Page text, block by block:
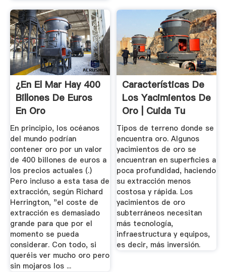
¿En El Mar Hay 400
Billones De Euros
En Oro
Esperándonos?
En principio, los océanos
del mundo podrían
contener oro por un valor
de 400 billones de euros a
los precios actuales (.)
Pero incluso a esta tasa de
extracción, según Richard
Herrington, "el coste de
extracción es demasiado
grande para que por el
momento se pueda
considerar. Con todo, si
queréis ver mucho oro pero
sin mojaros los ...
Características De
Los Yacimientos De
Oro | Cuida Tu
Dinero
Tipos de terreno donde se
encuentra oro. Algunos
yacimientos de oro se
encuentran en superficies a
poca profundidad, haciendo
su extracción menos
costosa y rápida. Los
yacimientos de oro
subterráneos necesitan
más tecnología,
infraestructura y equipos,
es decir, más inversión.